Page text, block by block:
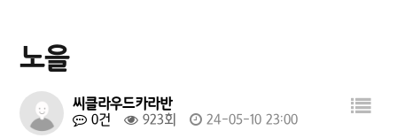
노을
씨클라우드카라반
0건
923회 24-05-10 23:00